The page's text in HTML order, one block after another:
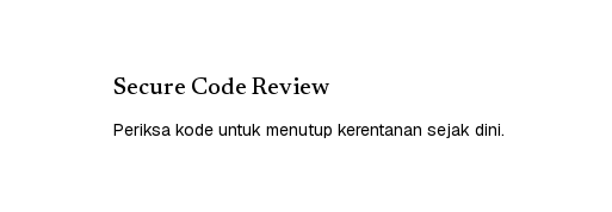
Secure Code Review
Periksa kode untuk menutup kerentanan sejak dini.